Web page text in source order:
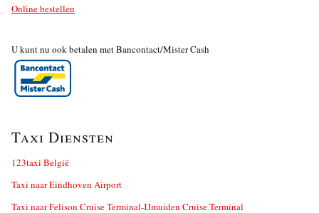
Online bestellen
U kunt nu ook betalen met Bancontact/Mister Cash
Taxi Diensten
123taxi België
Taxi naar Eindhoven Airport
Taxi naar Felison Cruise Terminal-IJmuiden Cruise Terminal